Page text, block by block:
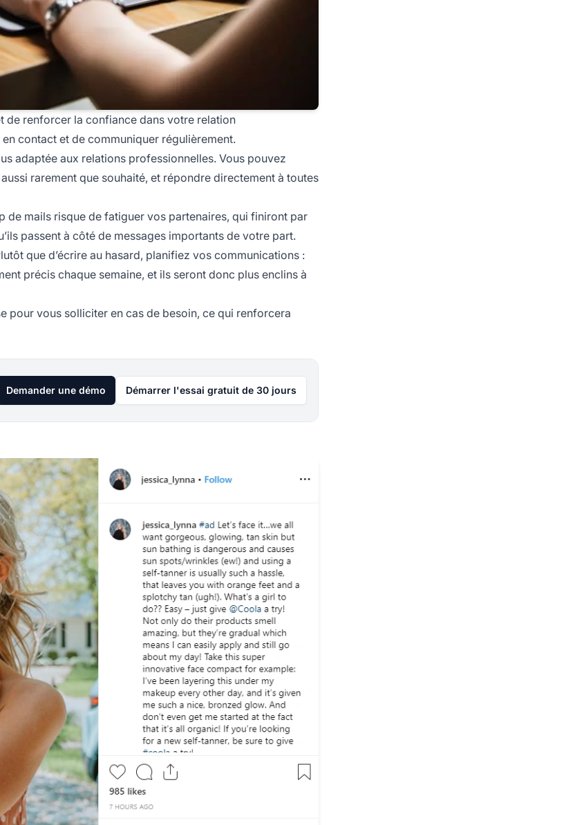
de renforcer la confiance dans votre relation
contact et de communiquer régulièrement.
adaptée aux relations professionnelles. Vous pouvez
rarement que souhaité, et répondre directement à toutes
mails risque de fatiguer vos partenaires, qui finiront par
passent à côté de messages importants de votre part.
que d’écrire au hasard, planifiez vos communications :
précis chaque semaine, et ils seront donc plus enclins à
pour vous solliciter en cas de besoin, ce qui renforcera
Demander une démo Démarrer l'essai gratuit de 30 jours